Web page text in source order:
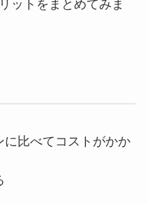
ットをまとめてみま
比べてコストがかか